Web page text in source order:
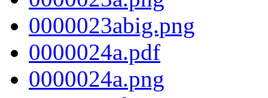
0000023abig.png
0000024a.pdf
0000024a.png